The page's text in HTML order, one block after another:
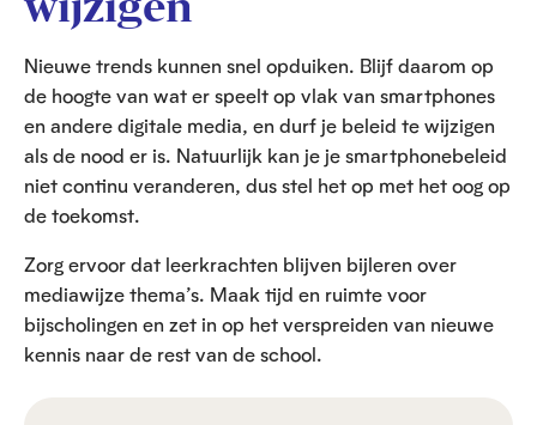
Nieuwe trends kunnen snel opduiken. Blijf daarom op
de hoogte van wat er speelt op vlak van smartphones
en andere digitale media, en durf je beleid te wijzigen
als de nood er is. Natuurlijk kan je je smartphonebeleid
niet continu veranderen, dus stel het op met het oog op
de toekomst.
Zorg ervoor dat leerkrachten blijven bijleren over
mediawijze thema’s. Maak tijd en ruimte voor
bijscholingen en zet in op het verspreiden van nieuwe
kennis naar de rest van de school.